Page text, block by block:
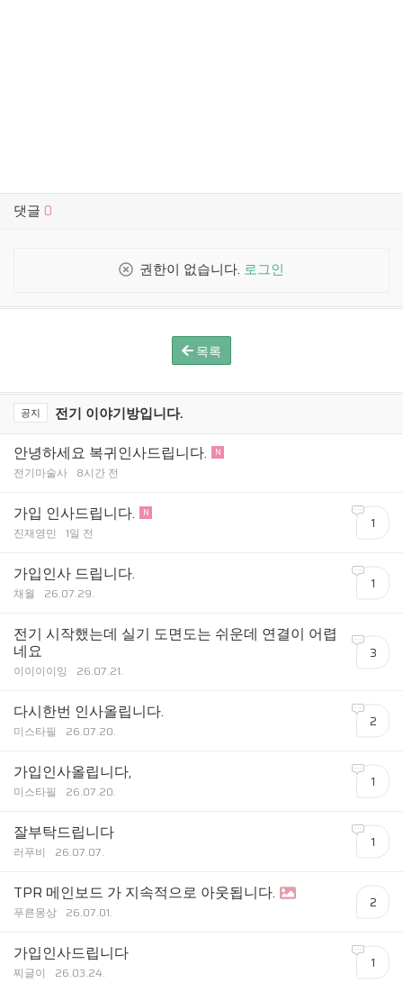
댓글 0
권한이 없습니다. 로그인
목록
공지 전기 이야기방입니다.
안녕하세요 복귀인사드립니다. N
전기마술사 8시간 전
가입 인사드립니다. N
진재영민 1일 전
1
가입인사 드립니다.
채월 26.07.29.
1
전기 시작했는데 실기 도면도는 쉬운데 연결이 어렵
네요
이이이이잉 26.07.21.
3
다시한번 인사올립니다.
미스타필 26.07.20.
2
가입인사올립니다,
미스타필 26.07.20.
1
잘부탁드립니다
러푸비 26.07.07.
1
TPR 메인보드 가 지속적으로 아웃됩니다.
푸른몽상 26.07.01.
2
가입인사드립니다
찌글이 26.03.24.
1